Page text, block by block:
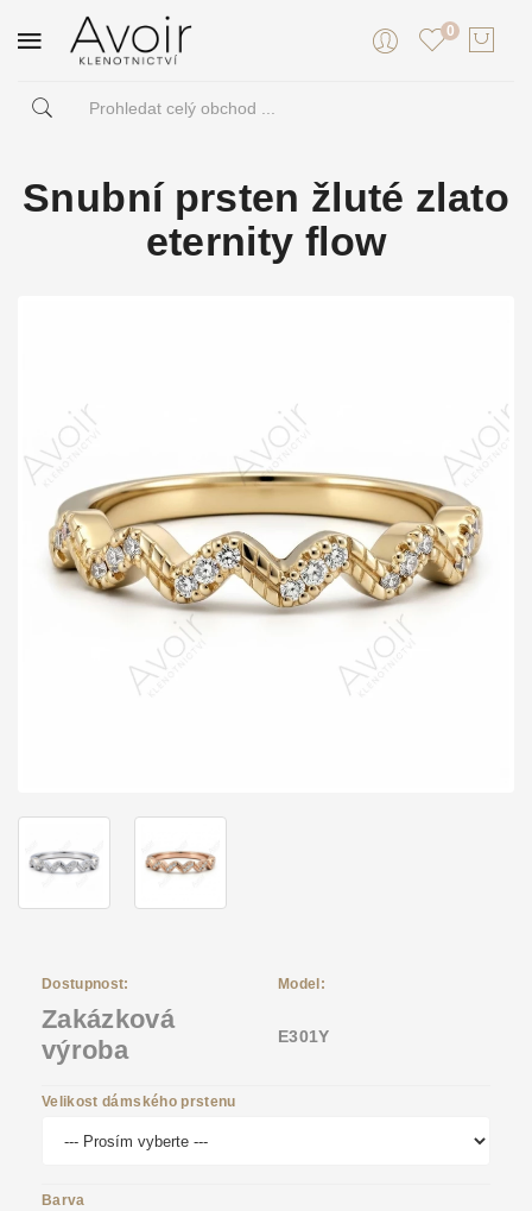
0
Snubní prsten žluté zlato
eternity flow
Dostupnost: Model:
Zakázková
výroba
E301Y
Velikost dámského prstenu
Barva